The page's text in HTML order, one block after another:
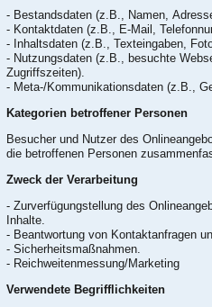
- Bestandsdaten (z.B., Namen,
- Kontaktdaten (z.B., E-Mail,
- Inhaltsdaten (z.B., Texteingaben,
- Nutzungsdaten (z.B., besuchte
Zugriffszeiten).
- Meta-/Kommunikationsdaten (z.B.,
Kategorien betroffener Personen
Besucher und Nutzer des
die betroffenen Personen
Zweck der Verarbeitung
- Zurverfügungstellung des
Inhalte.
- Beantwortung von Kontaktanfragen
- Sicherheitsmaßnahmen.
- Reichweitenmessung/Marketing
Verwendete Begrifflichkeiten